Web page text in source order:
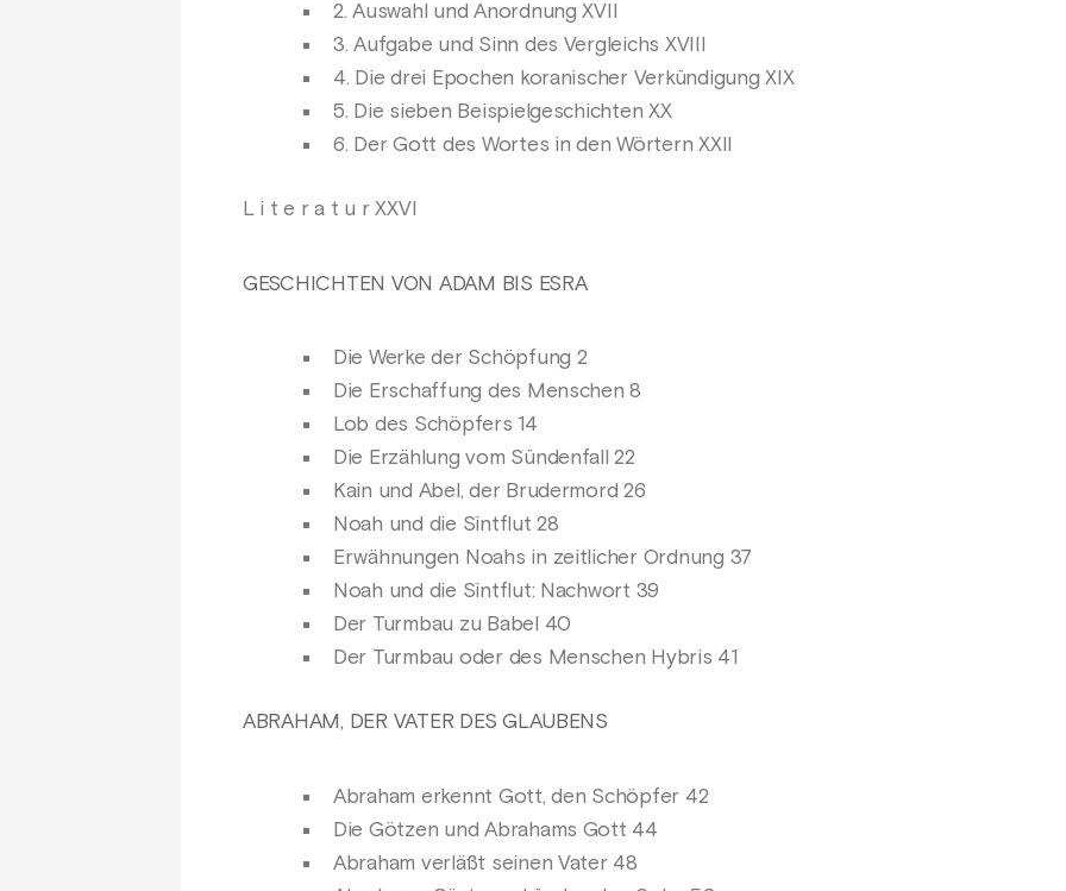
2. Auswahl und Anordnung XVII
3. Aufgabe und Sinn des Vergleichs XVIII
4. Die drei Epochen koranischer Verkündigung XIX
5. Die sieben Beispielgeschichten XX
6. Der Gott des Wortes in den Wörtern XXII
L i t e r a t u r XXVI
GESCHICHTEN VON ADAM BIS ESRA
Die Werke der Schöpfung 2
Die Erschaffung des Menschen 8
Lob des Schöpfers 14
Die Erzählung vom Sündenfall 22
Kain und Abel, der Brudermord 26
Noah und die Sintflut 28
Erwähnungen Noahs in zeitlicher Ordnung 37
Noah und die Sintflut: Nachwort 39
Der Turmbau zu Babel 40
Der Turmbau oder des Menschen Hybris 41
ABRAHAM, DER VATER DES GLAUBENS
Abraham erkennt Gott, den Schöpfer 42
Die Götzen und Abrahams Gott 44
Abraham verläßt seinen Vater 48